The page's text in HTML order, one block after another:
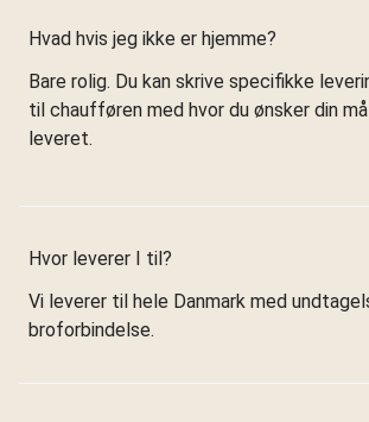
Hvad hvis jeg ikke er hjemme?
Bare rolig. Du kan skrive specifikke
til chaufføren med hvor du ønsker din
leveret.
Hvor leverer I til?
Vi leverer til hele Danmark med
broforbindelse.